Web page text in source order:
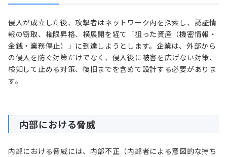
侵入が成立した後、攻撃者はネットワーク内を探索し、認証情
報の窃取、権限昇格、横展開を経て「狙った資産（機密情報・
金銭・業務停止）」に到達しようとします。企業は、外部から
の侵入を防ぐ対策だけでなく、侵入後に被害を広げない対策、
検知して止める対策、復旧までを含めて設計する必要がありま
す。
内部における脅威
内部における脅威には、内部不正（内部者による意図的な持ち